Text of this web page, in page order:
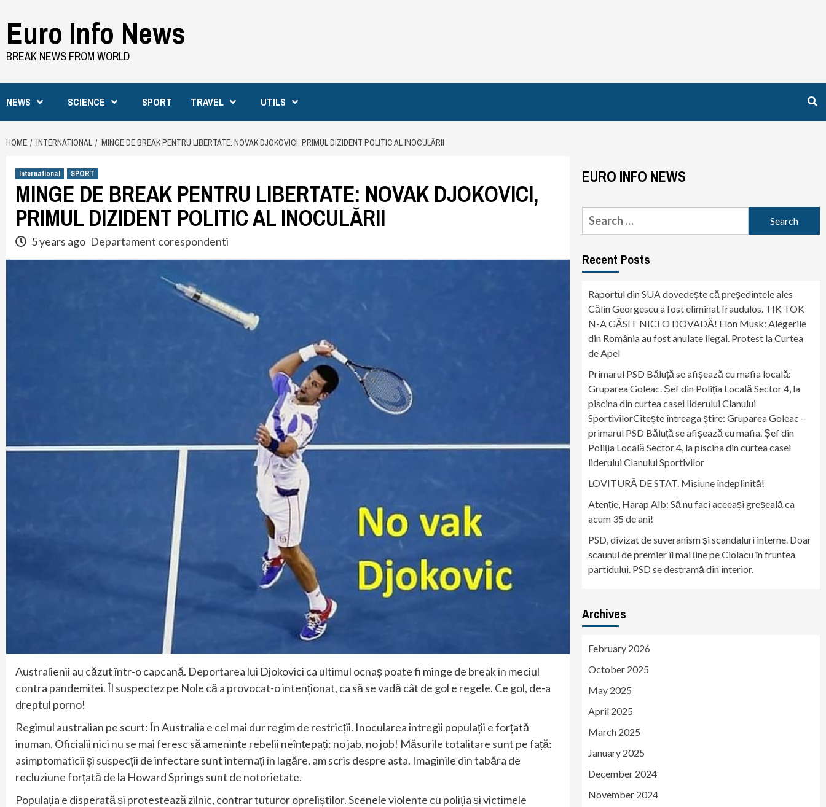
to
content
Euro Info News
BREAK NEWS FROM WORLD
NEWS SCIENCE SPORT TRAVEL UTILS
HOME INTERNATIONAL MINGE DE BREAK PENTRU LIBERTATE: NOVAK DJOKOVICI, PRIMUL DIZIDENT POLITIC AL INOCULĂRII
International SPORT
MINGE DE BREAK PENTRU LIBERTATE: NOVAK DJOKOVICI,
PRIMUL DIZIDENT POLITIC AL INOCULĂRII
5 years ago Departament corespondenti
Australienii au căzut într-o capcană. Deportarea lui Djokovici ca ultimul ocnaș poate fi minge de break în meciul
contra pandemitei. Îl suspectez pe Nole că a provocat-o intenționat, ca să se vadă cât de gol e regele. Ce gol, de-a
dreptul porno!
Regimul australian pe scurt: În Australia e cel mai dur regim de restricții. Inocularea întregii populații e forțată
inuman. Oficialii nici nu se mai feresc să amenințe rebelii neînțepați: no jab, no job! Măsurile totalitare sunt pe față:
asimptomaticii și suspecții de infectare sunt internați în lagăre, am scris despre asta. Imaginile din tabăra de
recluziune forțată de la Howard Springs sunt de notorietate.
Populația e disperată și protestează zilnic, contrar tuturor opreliștilor. Scenele violente cu poliția și victimele
EURO INFO NEWS
Search
for:
Recent Posts
Raportul din SUA dovedește că președintele ales
Călin Georgescu a fost eliminat fraudulos. TIK TOK
N-A GĂSIT NICI O DOVADĂ! Elon Musk: Alegerile
din România au fost anulate ilegal. Protest la Curtea
de Apel
Primarul PSD Băluță se afișează cu mafia locală:
Gruparea Goleac. Șef din Poliția Locală Sector 4, la
piscina din curtea casei liderului Clanului
SportivilorCiteşte întreaga ştire: Gruparea Goleac –
primarul PSD Băluță se afișează cu mafia. Șef din
Poliția Locală Sector 4, la piscina din curtea casei
liderului Clanului Sportivilor
LOVITURĂ DE STAT. Misiune îndeplinită!
Atenție, Harap Alb: Să nu faci aceeași greșeală ca
acum 35 de ani!
PSD, divizat de suveranism și scandaluri interne. Doar
scaunul de premier îl mai ține pe Ciolacu în fruntea
partidului. PSD se destramă din interior.
Archives
February 2026
October 2025
May 2025
April 2025
March 2025
January 2025
December 2024
November 2024